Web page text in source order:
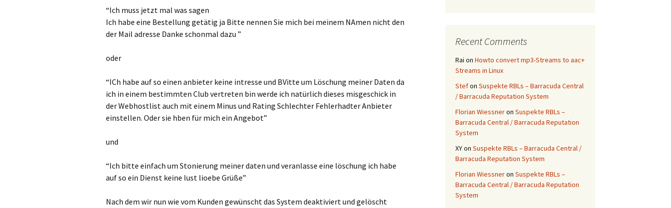
“Ich muss jetzt mal was sagen
Ich habe eine Bestellung getätig ja Bitte nennen Sie mich bei meinem NAmen nicht den
der Mail adresse Danke schonmal dazu ”
oder
“ICh habe auf so einen anbieter keine intresse und BVitte um Löschung meiner Daten da
ich in einem bestimmten Club vertreten bin werde ich natürlich dieses misgeschick in
der Webhostlist auch mit einem Minus und Rating Schlechter Fehlerhadter Anbieter
einstellen. Oder sie hben für mich ein Angebot”
und
“Ich bitte einfach um Stonierung meiner daten und veranlasse eine löschung ich habe
auf so ein Dienst keine lust lioebe Grüße”
Nach dem wir nun wie vom Kunden gewünscht das System deaktiviert und gelöscht
Recent Comments
Rai on Howto convert mp3-Streams to aac+
Streams in Linux
Stefon Suspekte RBLs – Barracuda Central
/ Barracuda Reputation System
Florian Wiessneron Suspekte RBLs –
Barracuda Central / Barracuda Reputation
System
XYon Suspekte RBLs – Barracuda Central /
Barracuda Reputation System
Florian Wiessneron Suspekte RBLs –
Barracuda Central / Barracuda Reputation
System